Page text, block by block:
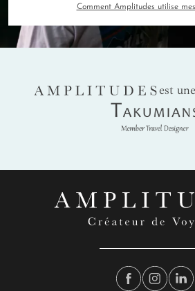
Comment Amplitudes utilise
AMPLITUDES
est
Takumians